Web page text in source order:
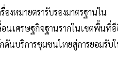
งหมายตรารับรองมาตรฐานใน
นเศรษฐกิจฐานรากในเขตพื้นที่
นบริการชุมชนไทยสู่การยอมรับ